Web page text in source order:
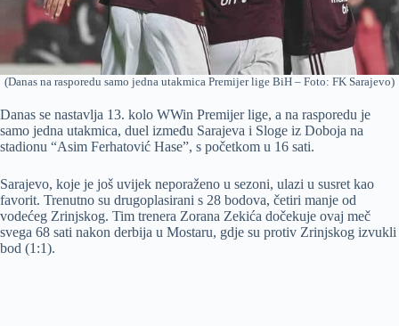
(Danas na rasporedu samo jedna utakmica Premijer lige BiH – Foto: FK Sarajevo)
Danas se nastavlja 13. kolo WWin Premijer lige, a na rasporedu je
samo jedna utakmica, duel između Sarajeva i Sloge iz Doboja na
stadionu “Asim Ferhatović Hase”, s početkom u 16 sati.
Sarajevo, koje je još uvijek neporaženo u sezoni, ulazi u susret kao
favorit. Trenutno su drugoplasirani s 28 bodova, četiri manje od
vodećeg Zrinjskog. Tim trenera Zorana Zekića dočekuje ovaj meč
svega 68 sati nakon derbija u Mostaru, gdje su protiv Zrinjskog izvukli
bod (1:1).